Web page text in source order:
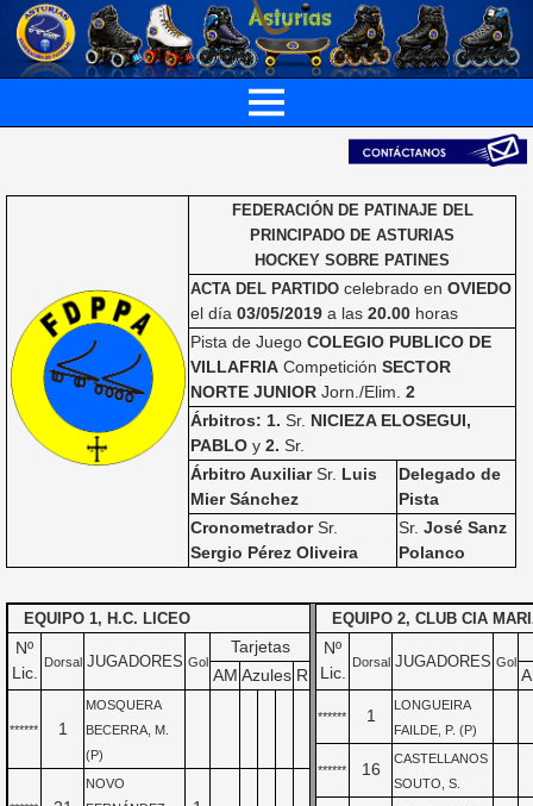
FEDERACIÓN DE PATINAJE DEL
PRINCIPADO DE ASTURIAS
HOCKEY SOBRE PATINES
ACTA DEL PARTIDO celebrado enOVIEDO
el día03/05/2019 a las20.00 horas
Pista de JuegoCOLEGIO PUBLICO DE
VILLAFRIA CompeticiónSECTOR
NORTE JUNIOR Jorn./Elim.2
Árbitros: 1. Sr. NICIEZA ELOSEGUI,
PABLO y2. Sr.
Árbitro AuxiliarSr. Luis
Mier Sánchez
Delegado de
Pista
CronometradorSr.
Sergio Pérez Oliveira
Sr.José Sanz
Polanco
EQUIPO 1, H.C. LICEO
Nº
Lic.
Dorsal JUGADORES Gol
Tarjetas
AM Azules R
****** 1
MOSQUERA
BECERRA, M.
(P)
NOVO
EQUIPO 2, CLUB CIA
Nº
Lic.
Dorsal JUGADORES Gol
****** 1
LONGUEIRA
FAILDE, P. (P)
****** 16
CASTELLANOS
SOUTO, S.